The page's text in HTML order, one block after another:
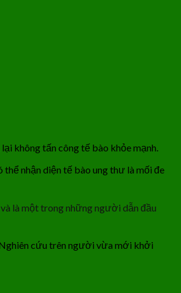
không tấn công tế bào khỏe mạnh.
nhận diện tế bào ung thư là mối đe
là một trong những người dẫn đầu
cứu trên người vừa mới khởi